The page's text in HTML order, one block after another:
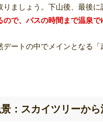
ましょう。下山後、最後に
で、バスの時間まで温泉
ートの中でメインとなる
：スカイツリーか